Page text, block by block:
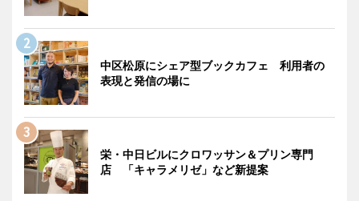
中区松原にシェア型ブックカフェ 利用者の
表現と発信の場に
栄・中日ビルにクロワッサン＆プリン専門
店 「キャラメリゼ」など新提案